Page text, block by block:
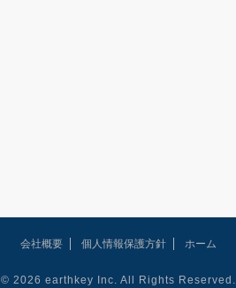
会社概要 個人情報保護方針 ホーム
© 2026 earthkey Inc. All Rights Reserved.